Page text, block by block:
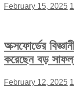
February 15, 2025
অক্সফোর্ডের
করেছেন বড়
February 12, 2025